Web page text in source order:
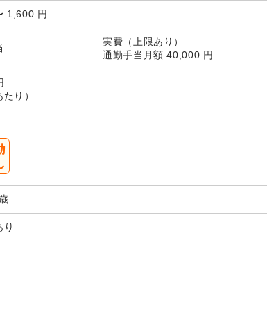
1,600 円
実費（上限あり）
通勤手当月額 40,000 円
たり）
り